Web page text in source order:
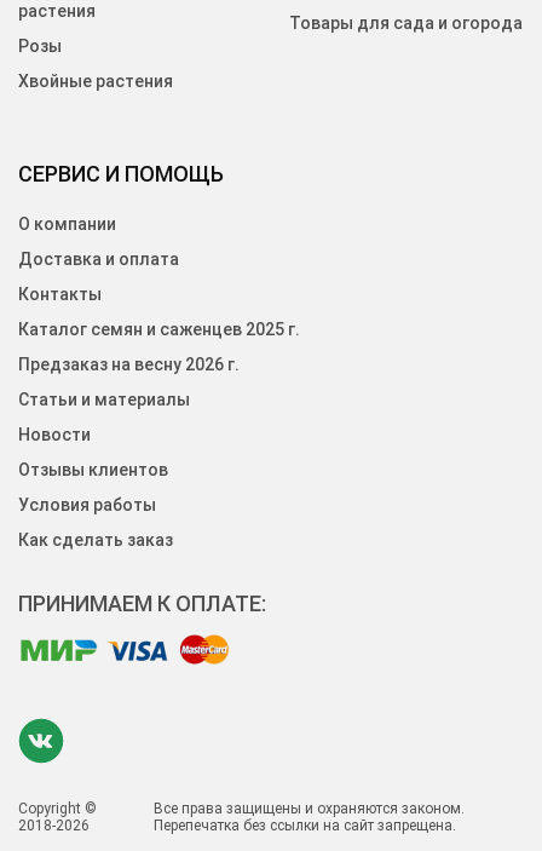
СЕРВИС И ПОМОЩЬ
О компании
Доставка и оплата
Контакты
Каталог семян и саженцев 2025 г.
Предзаказ на весну 2026 г.
Статьи и материалы
Новости
Отзывы клиентов
Условия работы
Как сделать заказ
растения
Розы
Хвойные растения
Товары для сада и огорода
ПРИНИМАЕМ К ОПЛАТЕ:
Copyright ©
2018-2026
Все права защищены и охраняются законом.
Перепечатка без ссылки на сайт запрещена.